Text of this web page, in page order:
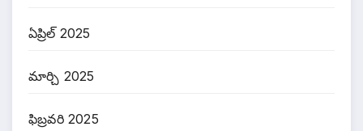
ఏప్రిల్ 2025
మార్చి 2025
ఫిబ్రవరి 2025